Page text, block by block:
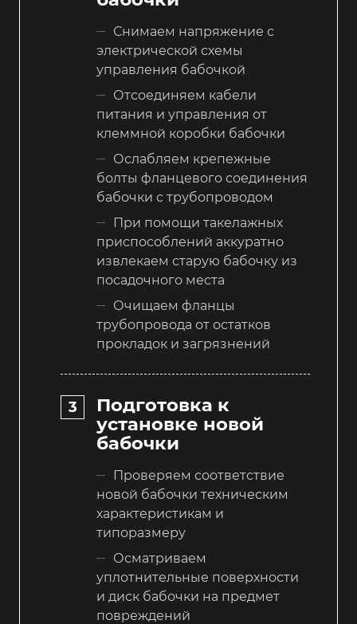
Снимаем напряжение с
электрической схемы
управления бабочкой
Отсоединяем кабели
питания и управления от
клеммной коробки бабочки
Ослабляем крепежные
болты фланцевого соединения
бабочки с трубопроводом
При помощи такелажных
приспособлений аккуратно
извлекаем старую бабочку из
посадочного места
Очищаем фланцы
трубопровода от остатков
прокладок и загрязнений
Подготовка к
установке новой
бабочки
Проверяем соответствие
новой бабочки техническим
характеристикам и
типоразмеру
Осматриваем
уплотнительные поверхности
и диск бабочки на предмет
повреждений